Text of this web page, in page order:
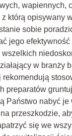
wapiennych,
którą opisywany
sobie
jego
w branży
preparatów
Państwo nabyć
przeszkodzie,
się we